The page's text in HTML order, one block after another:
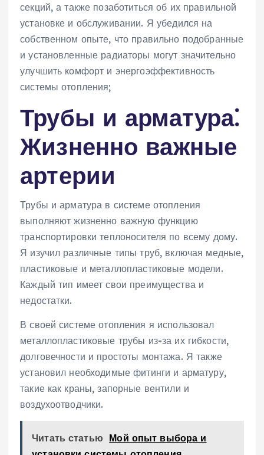
секций, а также позаботиться об их правильной
установке и обслуживании. Я убедился на
собственном опыте, что правильно подобранные
и установленные радиаторы могут значительно
улучшить комфорт и энергоэффективность
системы отопления;
Трубы и арматура⁚
Жизненно важные
артерии
Трубы и арматура в системе отопления
выполняют жизненно важную функцию
транспортировки теплоносителя по всему дому.
Я изучил различные типы труб, включая медные,
пластиковые и металлопластиковые модели.
Каждый тип имеет свои преимущества и
недостатки.
В своей системе отопления я использовал
металлопластиковые трубы из-за их гибкости,
долговечности и простоты монтажа. Я также
установил необходимые фитинги и арматуру,
такие как краны, запорные вентили и
воздухоотводчики.
Читать статью Мой опыт выбора и